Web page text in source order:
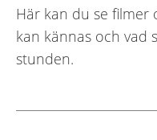
Här kan du se filmer
kan kännas och vad
stunden.